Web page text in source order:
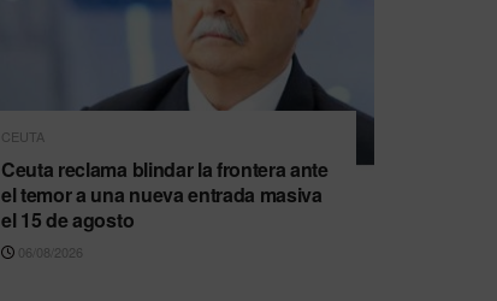
CEUTA
Ceuta reclama blindar la frontera ante
el temor a una nueva entrada masiva
el 15 de agosto
06/08/2026